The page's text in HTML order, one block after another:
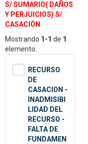
S/ SUMARIO( DAÑOS
Y PERJUICIOS) S/
CASACIÓN
Mostrando 1-1 de 1
elemento.
RECURSO
DE
CASACION -
INADMISIBI
LIDAD DEL
RECURSO -
FALTA DE
FUNDAMEN